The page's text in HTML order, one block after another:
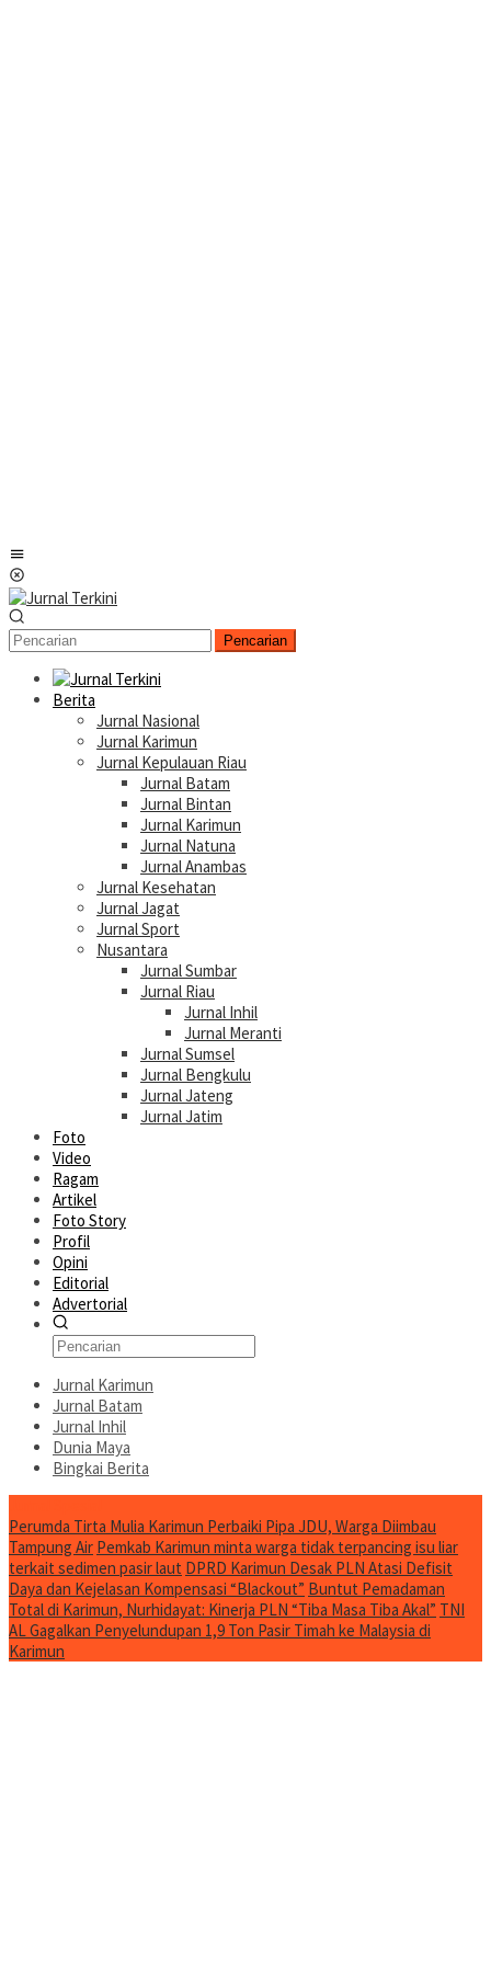
Pencarian
Berita
Jurnal Nasional
Jurnal Karimun
Jurnal Kepulauan Riau
Jurnal Batam
Jurnal Bintan
Jurnal Karimun
Jurnal Natuna
Jurnal Anambas
Jurnal Kesehatan
Jurnal Jagat
Jurnal Sport
Nusantara
Jurnal Sumbar
Jurnal Riau
Jurnal Inhil
Jurnal Meranti
Jurnal Sumsel
Jurnal Bengkulu
Jurnal Jateng
Jurnal Jatim
Foto
Video
Ragam
Artikel
Foto Story
Profil
Opini
Editorial
Advertorial
Jurnal Karimun
Jurnal Batam
Jurnal Inhil
Dunia Maya
Bingkai Berita
Perumda Tirta Mulia Karimun Perbaiki Pipa JDU, Warga Diimbau
Tampung Air Pemkab Karimun minta warga tidak terpancing isu liar
terkait sedimen pasir laut DPRD Karimun Desak PLN Atasi Defisit
Daya dan Kejelasan Kompensasi “Blackout” Buntut Pemadaman
Total di Karimun, Nurhidayat: Kinerja PLN “Tiba Masa Tiba Akal” TNI
AL Gagalkan Penyelundupan 1,9 Ton Pasir Timah ke Malaysia di
Karimun